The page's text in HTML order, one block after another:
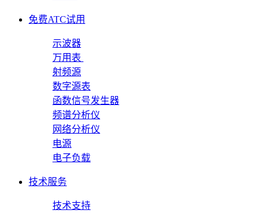
免费ATC试用
示波器
万用表
射频源
数字源表
函数信号发生器
频谱分析仪
网络分析仪
电源
电子负载
技术服务
技术支持